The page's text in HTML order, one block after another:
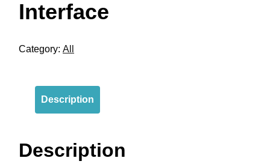
Interface
Category: All
Description
Description